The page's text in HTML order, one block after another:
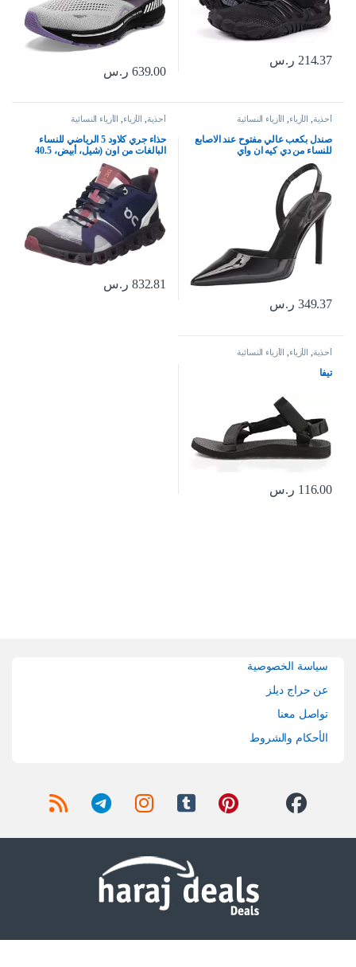
214.37 ر.س
639.00 ر.س
أحذية الأزياء الأزياء النسائية
صندل بكعب عالي مفتوح عند الاصابع
للنساء من دي كيه ان واي
349.37 ر.س
أحذية الأزياء الأزياء النسائية
حذاء جري كلاود 5 الرياضي للنساء
البالغات من اون (شيل، أبيض، 40.5
832.81 ر.س
أحذية الأزياء الأزياء النسائية
تيفا
116.00 ر.س
سياسة الخصوصية
عن حراج ديلز
تواصل معنا
الأحكام والشروط